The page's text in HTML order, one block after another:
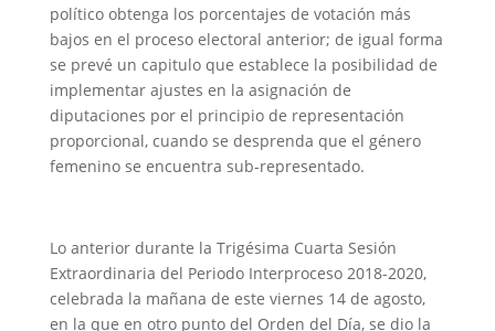
político obtenga los porcentajes de votación más
bajos en el proceso electoral anterior; de igual forma
se prevé un capitulo que establece la posibilidad de
implementar ajustes en la asignación de
diputaciones por el principio de representación
proporcional, cuando se desprenda que el género
femenino se encuentra sub-representado.
Lo anterior durante la Trigésima Cuarta Sesión
Extraordinaria del Periodo Interproceso 2018-2020,
celebrada la mañana de este viernes 14 de agosto,
en la que en otro punto del Orden del Día, se dio la